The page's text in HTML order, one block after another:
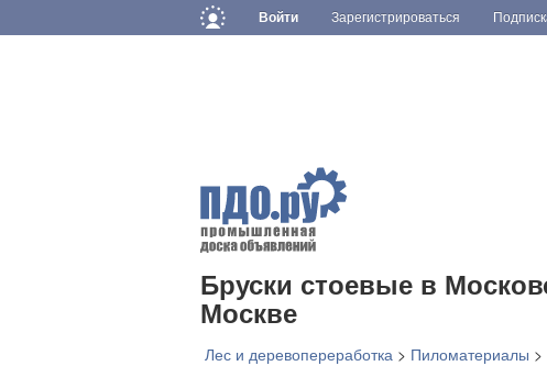
Войти Зарегистрироваться
Бруски стоевые в
Москве
Лес и деревопереработка > Пиломатериалы >